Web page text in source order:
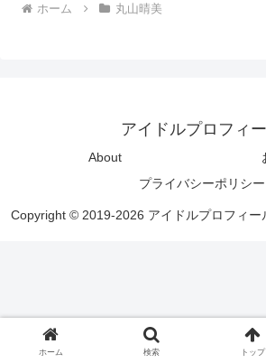
ホーム 丸山晴美
アイドルプロフィ
About
プライバシーポリシー
Copyright © 2019-2026 アイドルプロフィー
ホーム 検索 トップ